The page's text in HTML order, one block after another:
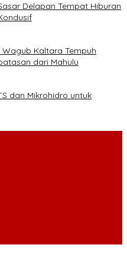
Delapan Tempat Hiburan
Kaltara Tempuh
dari Mahulu
dan Mikrohidro untuk